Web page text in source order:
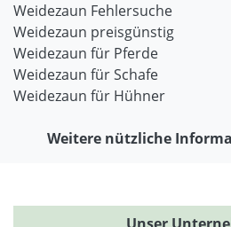
Weidezaun Fehlersuche
Weidezaun preisgünstig
Weidezaun für Pferde
Weidezaun für Schafe
Weidezaun für Hühner
Weitere nützliche